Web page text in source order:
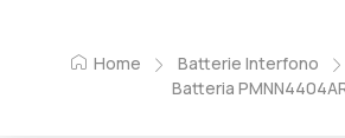
Home Batterie Interfono
Batteria